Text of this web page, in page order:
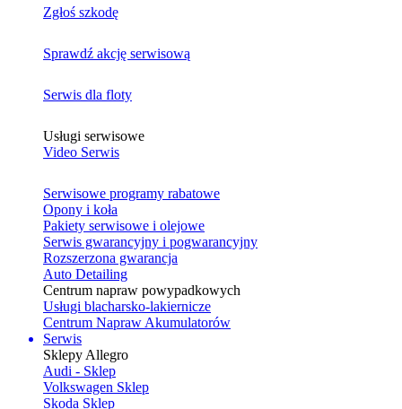
Zgłoś szkodę
Sprawdź akcję serwisową
Serwis dla floty
Usługi serwisowe
Video Serwis
Serwisowe programy rabatowe
Opony i koła
Pakiety serwisowe i olejowe
Serwis gwarancyjny i pogwarancyjny
Rozszerzona gwarancja
Auto Detailing
Centrum napraw powypadkowych
Usługi blacharsko-lakiernicze
Centrum Napraw Akumulatorów
Serwis
Sklepy Allegro
Audi - Sklep
Volkswagen Sklep
Skoda Sklep